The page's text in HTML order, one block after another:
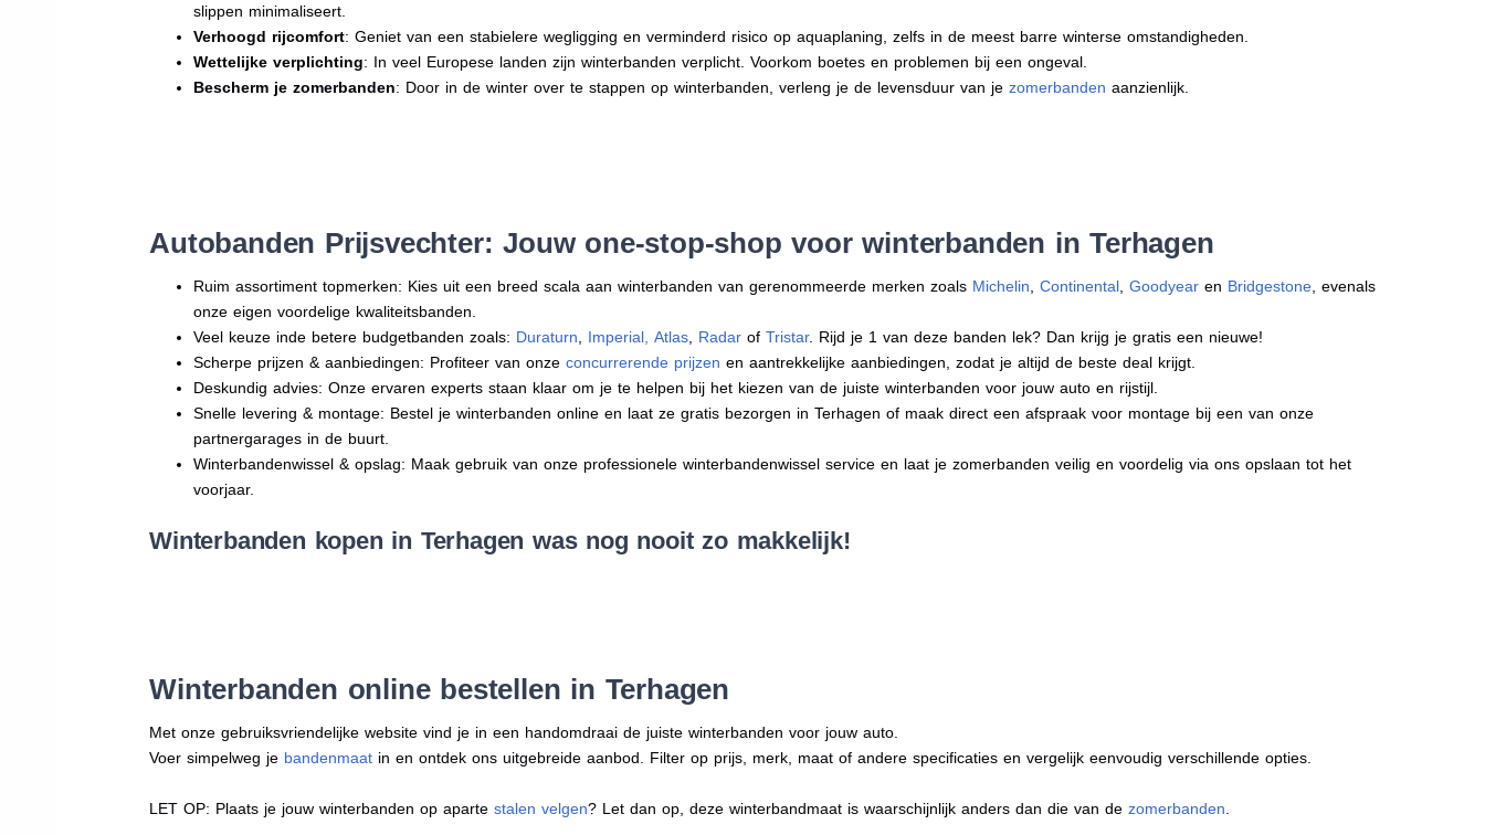
slippen minimaliseert.
Verhoogd rijcomfort: Geniet van een stabielere wegligging en verminderd risico op aquaplaning, zelfs in de meest barre winterse omstandigheden.
Wettelijke verplichting: In veel Europese landen zijn winterbanden verplicht. Voorkom boetes en problemen bij een ongeval.
Bescherm je zomerbanden: Door in de winter over te stappen op winterbanden, verleng je de levensduur van jezomerbanden aanzienlijk.
Autobanden Prijsvechter: Jouw one-stop-shop voor winterbanden in Terhagen
Ruim assortiment topmerken: Kies uit een breed scala aan winterbanden van gerenommeerde merken zoals Michelin ,Continental ,Goodyear en Bridgestone , evenals
onze eigen voordelige kwaliteitsbanden.
Veel keuze inde betere budgetbanden zoals: Duraturn Imperial Atlas Radar ofTristar. Rijd je 1 van deze banden lek? Dan krijg je gratis een nieuwe!
Scherpe prijzen & aanbiedingen: Profiteer van onzeconcurrerende prijzen en aantrekkelijke aanbiedingen, zodat je altijd de beste deal krijgt.
Deskundig advies: Onze ervaren experts staan klaar om je te helpen bij het kiezen van de juiste winterbanden voor jouw auto en rijstijl.
Snelle levering & montage: Bestel je winterbanden online en laat ze gratis bezorgen in Terhagen of maak direct een afspraak voor montage bij een van onze
partnergarages in de buurt.
Winterbandenwissel & opslag: Maak gebruik van onze professionele winterbandenwissel service en laat je zomerbanden veilig en voordelig via ons opslaan tot het
voorjaar.
Winterbanden kopen in Terhagen was nog nooit zo makkelijk!
Winterbanden online bestellen in Terhagen
Met onze gebruiksvriendelijke website vind je in een handomdraai de juiste winterbanden voor jouw auto.
Voer simpelweg je bandenmaat in en ontdek ons uitgebreide aanbod. Filter op prijs, merk, maat of andere specificaties en vergelijk eenvoudig verschillende opties.
LET OP: Plaats je jouw winterbanden op apartestalen velgen? Let dan op, deze winterbandmaat is waarschijnlijk anders dan die van dezomerbanden